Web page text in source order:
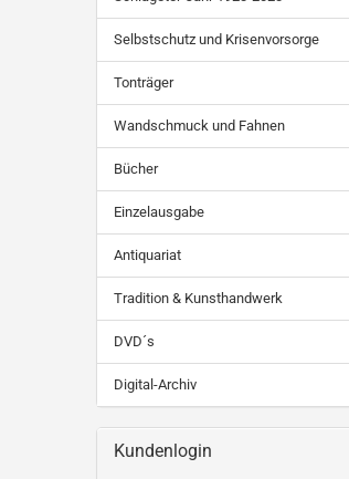
Selbstschutz und Krisenvorsorge
Tonträger
Wandschmuck und Fahnen
Bücher
Einzelausgabe
Antiquariat
Tradition & Kunsthandwerk
DVD´s
Digital-Archiv
Kundenlogin